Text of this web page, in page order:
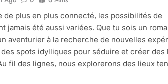
à connaître en 2025 Tout savoir sur les
gunnii pour votre jardin
de plus en plus connecté, les possibilités de
jamais été aussi variées. Que tu sois un
aventurier à la recherche de nouvelles
spots idylliques pour séduire et créer des
fil des lignes, nous explorerons des lieux